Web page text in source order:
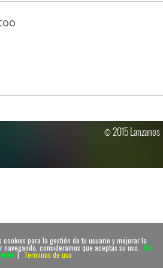
cookies para la gestión de tu usuario y mejorar la
consideramos que aceptas su uso. De
| Terminos de uso
© 2015 Lanzanos